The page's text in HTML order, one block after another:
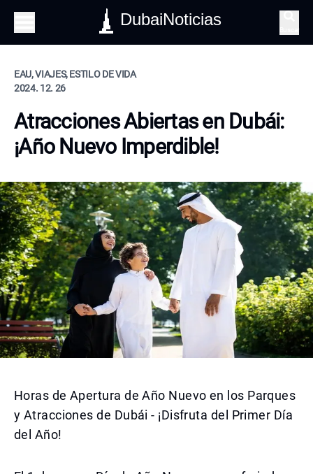
DubaiNoticias
EAU, VIAJES, ESTILO DE VIDA
2024. 12. 26
Atracciones Abiertas en Dubái:
¡Año Nuevo Imperdible!
Horas de Apertura de Año Nuevo en los Parques
y Atracciones de Dubái - ¡Disfruta del Primer Día
del Año!